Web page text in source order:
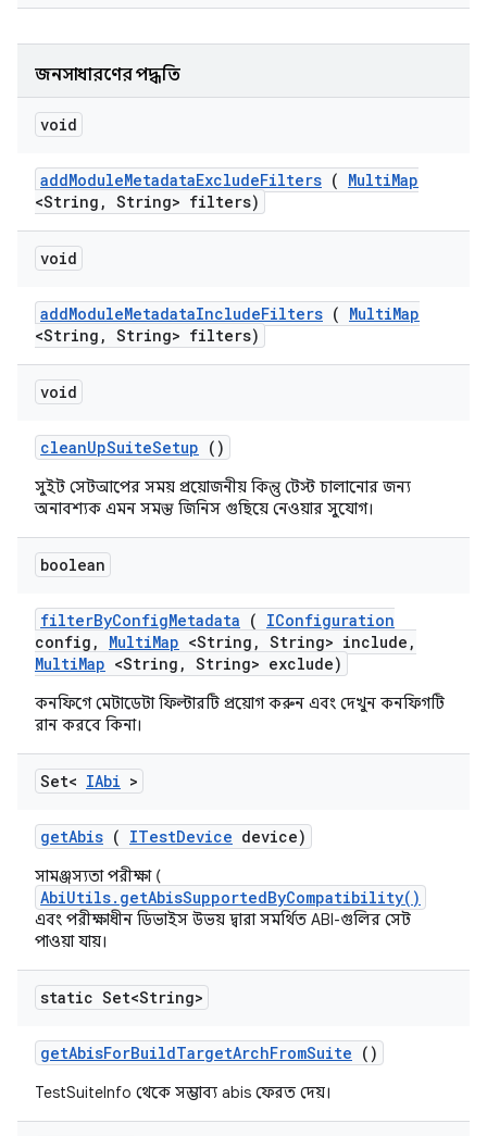
জনসাধারণের পদ্ধতি
void
addModuleMetadataExcludeFilters ( MultiMap
<String , String> filters)
void
addModuleMetadataIncludeFilters ( MultiMap
<String , String> filters)
void
cleanUpSuiteSetup ()
সুইট সেটআপের সময় প্রয়োজনীয় কিন্তু টেস্ট চালানোর জন্য
অনাবশ্যক এমন সমস্ত জিনিস গুছিয়ে নেওয়ার সুযোগ।
boolean
filterByConfigMetadata ( IConfiguration
config , MultiMap <String , String> include ,
MultiMap <String , String> exclude)
কনফিগে মেটাডেটা ফিল্টারটি প্রয়োগ করুন এবং দেখুন কনফিগটি
রান করবে কিনা।
Set< IAbi >
getAbis ( ITestDevice device)
সামঞ্জস্যতা পরীক্ষা (
AbiUtils.getAbisSupportedByCompatibility()
এবং পরীক্ষাধীন ডিভাইস উভয় দ্বারা সমর্থিত ABI-গুলির সেট
পাওয়া যায়।
static Set<String>
getAbisForBuildTargetArchFromSuite ()
TestSuiteInfo থেকে সম্ভাব্য abis ফেরত দেয়।